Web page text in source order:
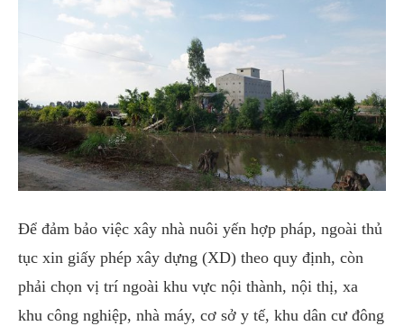
Để đảm bảo việc xây nhà nuôi yến hợp pháp, ngoài thủ
tục xin giấy phép xây dựng (XD) theo quy định, còn
phải chọn vị trí ngoài khu vực nội thành, nội thị, xa
khu công nghiệp, nhà máy, cơ sở y tế, khu dân cư đông